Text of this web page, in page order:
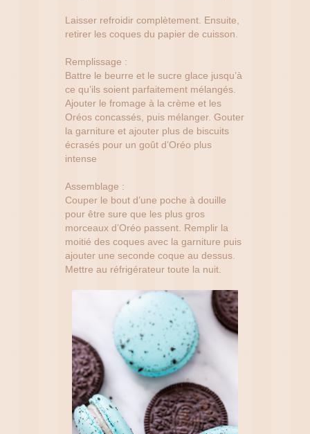
Laisser refroidir complètement. Ensuite,
retirer les coques du papier de cuisson.
Remplissage :
Battre le beurre et le sucre glace jusqu’à
ce qu’ils soient parfaitement mélangés.
Ajouter le fromage à la crème et les
Oréos concassés, puis mélanger. Gouter
la garniture et ajouter plus de biscuits
écrasés pour un goût d’Oréo plus
intense
Assemblage :
Couper le bout d’une poche à douille
pour être sure que les plus gros
morceaux d’Oréo passent. Remplir la
moitié des coques avec la garniture puis
ajouter une seconde coque au dessus.
Mettre au réfrigérateur toute la nuit.